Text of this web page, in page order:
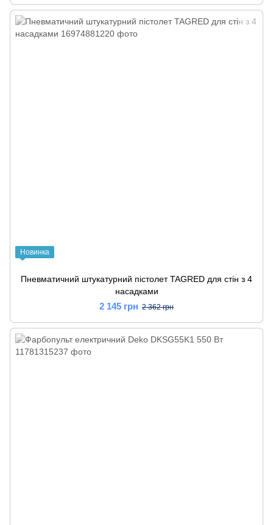
Новинка
Пневматичний штукатурний пістолет TAGRED для стін з 4
насадками
2 145 грн 2 362 грн